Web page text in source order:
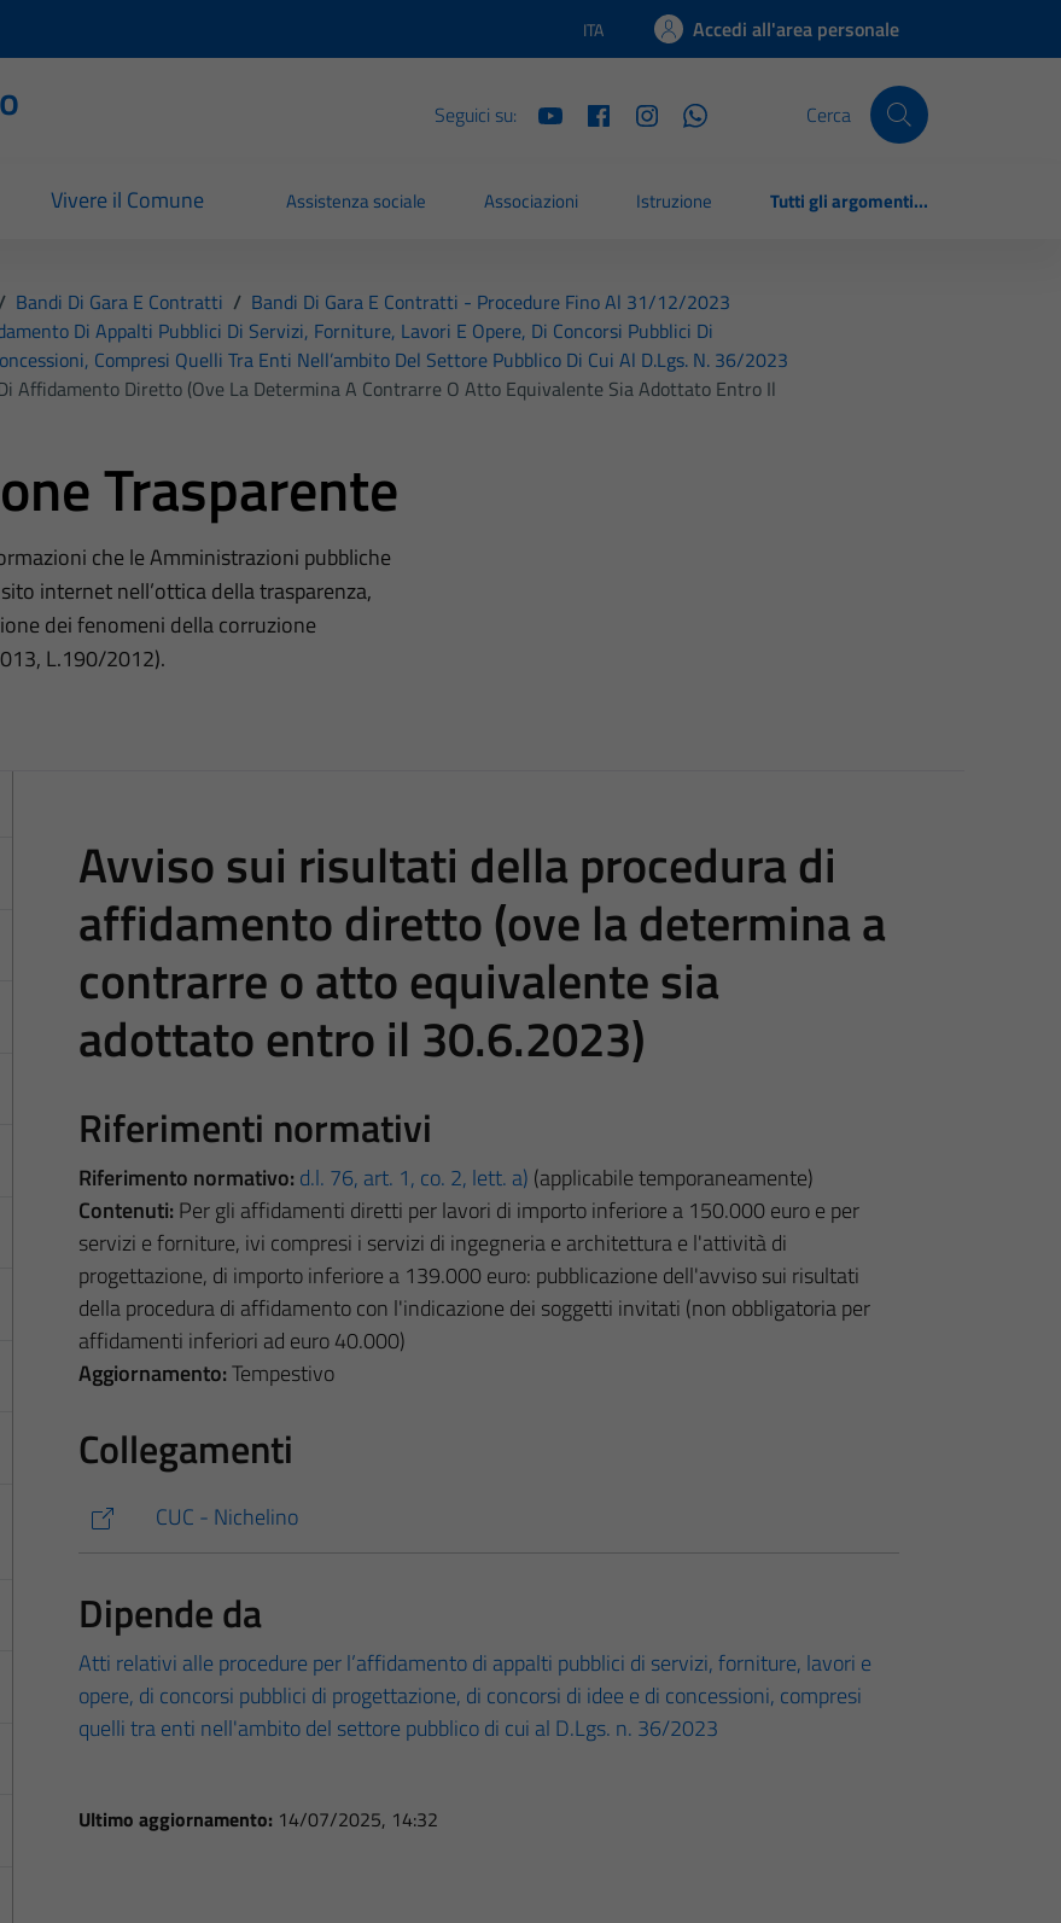
Lingua attiva:
ITA Accedi all'area personale
Seguici su: Cerca
Vivere il Comune Assistenza sociale Associazioni Istruzione Tutti gli argomenti...
Bandi Di Gara E Contratti / Bandi Di Gara E Contratti - Procedure Fino Al 31/12/2023
Di Appalti Pubblici Di Servizi, Forniture, Lavori E Opere, Di Concorsi Pubblici Di
Compresi Quelli Tra Enti Nell’ambito Del Settore Pubblico Di Cui Al D.Lgs. N. 36/2023
Affidamento Diretto (ove La Determina A Contrarre O Atto Equivalente Sia Adottato Entro Il
Trasparente
che le Amministrazioni pubbliche
internet nell’ottica della trasparenza,
dei fenomeni della corruzione
L.190/2012).
Avviso sui risultati della procedura di
affidamento diretto (ove la determina a
contrarre o atto equivalente sia
adottato entro il 30.6.2023)
Riferimenti normativi
Riferimento normativo: d.l. 76, art. 1, co. 2, lett. a) (applicabile temporaneamente)
Contenuti: Per gli affidamenti diretti per lavori di importo inferiore a 150.000 euro e per
servizi e forniture, ivi compresi i servizi di ingegneria e architettura e l'attività di
progettazione, di importo inferiore a 139.000 euro: pubblicazione dell'avviso sui risultati
della procedura di affidamento con l'indicazione dei soggetti invitati (non obbligatoria per
affidamenti inferiori ad euro 40.000)
Aggiornamento:Tempestivo
Collegamenti
CUC - Nichelino
Dipende da
Atti relativi alle procedure per l’affidamento di appalti pubblici di servizi, forniture, lavori e
opere, di concorsi pubblici di progettazione, di concorsi di idee e di concessioni, compresi
quelli tra enti nell'ambito del settore pubblico di cui al D.Lgs. n. 36/2023
Ultimo aggiornamento: 14/07/2025, 14:32